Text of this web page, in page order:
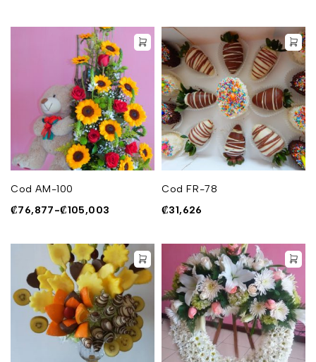
Cod AM-100
₡76,877-₡105,003
Cod FR-78
₡31,626